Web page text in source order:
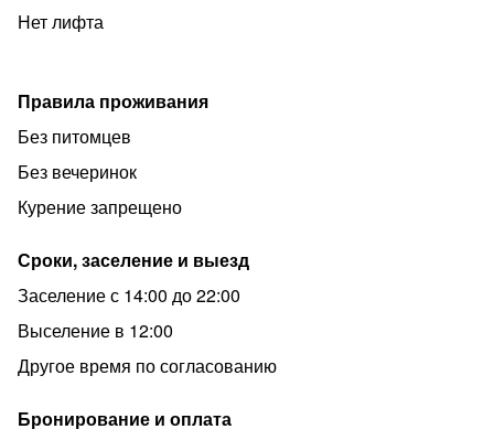
Нет лифта
Правила проживания
Без питомцев
Без вечеринок
Курение запрещено
Сроки, заселение и выезд
Заселение с 14:00 до 22:00
Выселение в 12:00
Другое время по согласованию
Бронирование и оплата